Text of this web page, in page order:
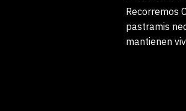
Recorremos
pastramis
mantienen